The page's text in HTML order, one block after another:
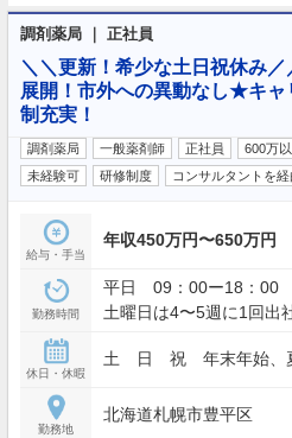
調剤薬局 ｜ 正社員
＼＼更新！希少な土日祝休み
展開！市外への異動なし★キ
制充実！
調剤薬局 一般薬剤師 正社員 600万
未経験可
研修制度 コンサルタントを経
給与・手当
年収450万円〜650万円
勤務時間
平日 09：00ー18：
土曜日は4〜5週に1回出
休日・休暇
土 日 祝 年末年始、
勤務地
北海道札幌市豊平区